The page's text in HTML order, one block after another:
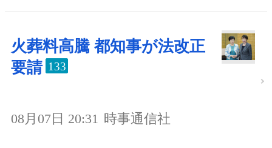
火葬料高騰 都知事が法改正
要請 133
08月07日 20:31 時事通信社